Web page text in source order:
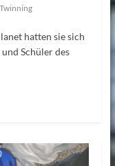
hatten sie sich
Schüler des